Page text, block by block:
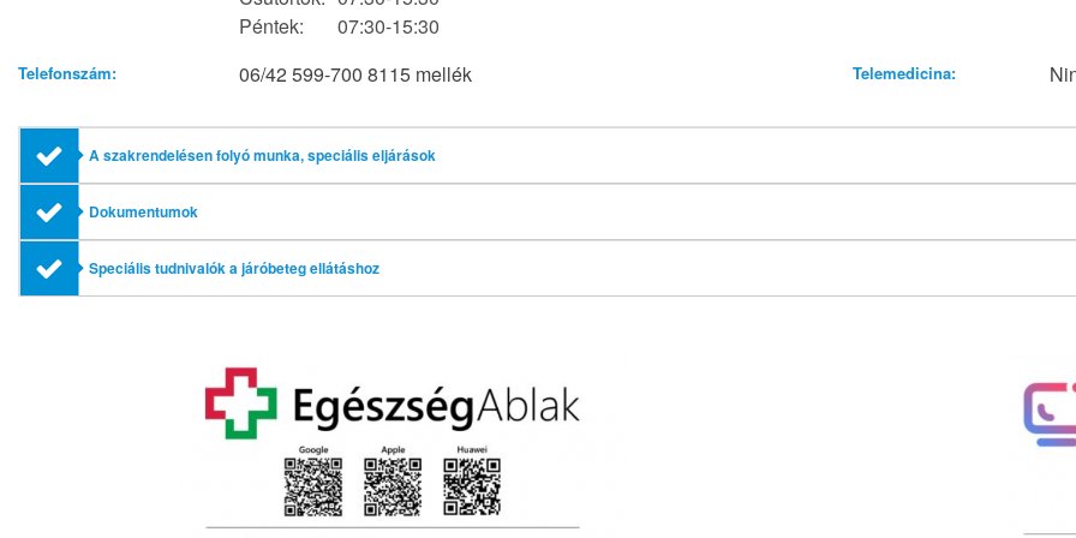
Péntek:
07:30-15:30
Telefonszám: 06/42 599-700 8115 mellék Telemedicina:
A szakrendelésen folyó munka, speciális eljárások
Dokumentumok
Speciális tudnivalók a járóbeteg ellátáshoz